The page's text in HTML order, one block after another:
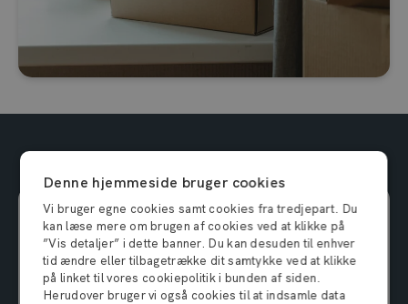
Lille
3 m2 / 9 m3
425,-
pr. måned
Bestil depotrum
Denne hjemmeside bruger cookies
Vi bruger egne cookies samt cookies fra tredjepart. Du
kan læse mere om brugen af cookies ved at klikke på
”Vis detaljer” i dette banner. Du kan desuden til enhver
tid ændre eller tilbagetrække dit samtykke ved at klikke
på linket til vores cookiepolitik i bunden af siden.
Herudover bruger vi også cookies til at indsamle data